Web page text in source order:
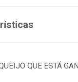
QUE ESTÁ